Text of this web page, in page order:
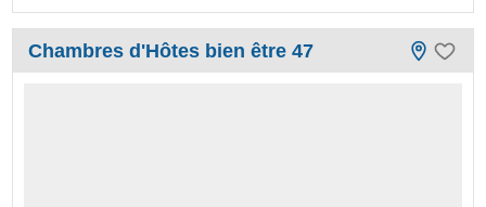
Chambres d'Hôtes bien être 47